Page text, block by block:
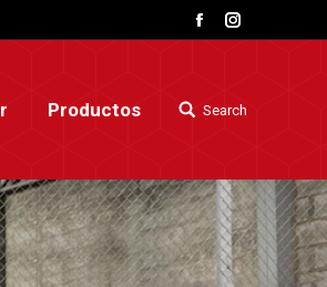
FacebookInstagram
Productos Buscar:
Search